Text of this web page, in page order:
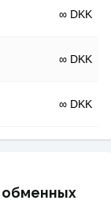
∞ DKK
∞ DKK
∞ DKK
обменных